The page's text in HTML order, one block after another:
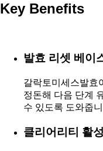
Key Benefits
발효 리셋 베이
갈락토미세스발효
정돈해 다음 단계
수 있도록 도와줍
클리어리티 활